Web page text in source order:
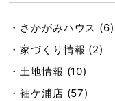
・さかがみハウス (6)
・家づくり情報 (2)
・土地情報 (10)
・袖ケ浦店 (57)